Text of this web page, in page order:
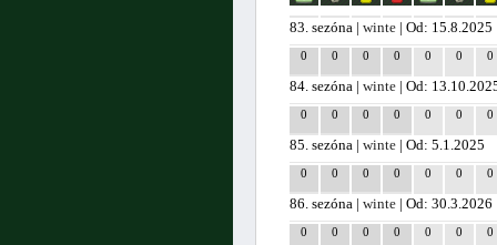
83. sezóna |winte | Od: 15.8.2025
0 0 0 0 0 0 0
84. sezóna |winte | Od:
0 0 0 0 0 0 0
85. sezóna |winte | Od: 5.1.2025
0 0 0 0 0 0 0
86. sezóna |winte | Od: 30.3.2026
0 0 0 0 0 0 0